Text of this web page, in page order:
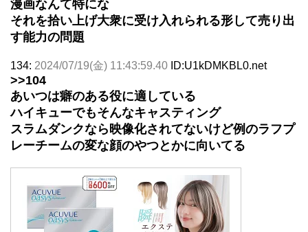
漫画なんて特にな
それを拾い上げ大衆に受け入れられる形して売り出
す能力の問題
134: 2024/07/19(金) 11:43:59.40 ID:U1kDMKBL0.net
>>104
あいつは癖のある役に適している
ハイキューでもそんなキャスティング
スラムダンクなら映像化されてないけど例のラフプ
レーチームの変な顔のやつとかに向いてる